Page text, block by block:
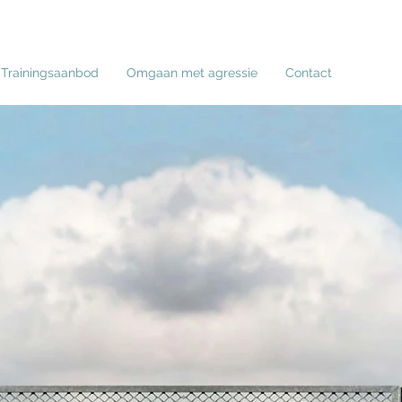
Trainingsaanbod Omgaan met agressie Contact